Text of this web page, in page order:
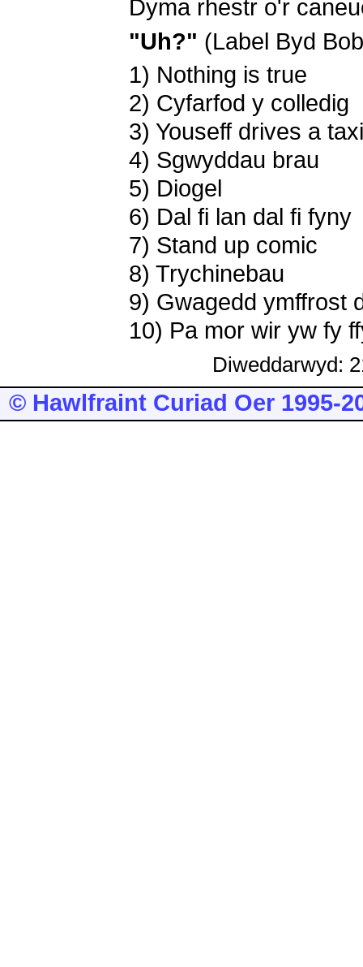
Dyma rhestr o'r
"Uh?" (Label Byd
1) Nothing is true
2) Cyfarfod y colledig
3) Youseff drives a
4) Sgwyddau brau
5) Diogel
6) Dal fi lan dal fi fyny
7) Stand up comic
8) Trychinebau
9) Gwagedd ymffrost
10) Pa mor wir yw fy
Diweddarwyd:
© Hawlfraint Curiad Oer 1995-